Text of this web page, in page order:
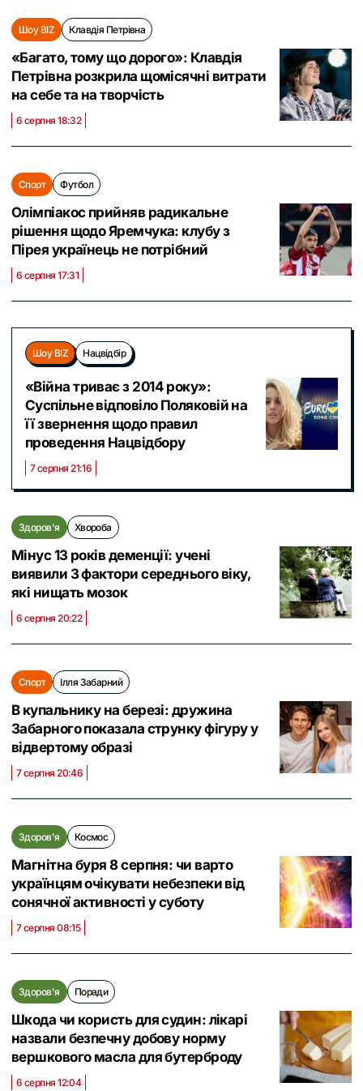
Шоу BIZ Клавдія Петрівна
«Багато, тому що дорого»: Клавдія
Петрівна розкрила щомісячні витрати
на себе та на творчість
6 серпня 18:32
Спорт Футбол
Олімпіакос прийняв радикальне
рішення щодо Яремчука: клубу з
Пірея українець не потрібний
6 серпня 17:31
Шоу BIZ Нацвідбір
«Війна триває з 2014 року»:
Суспільне відповіло Поляковій на
її звернення щодо правил
проведення Нацвідбору
7 серпня 21:16
Здоров'я Хвороба
Мінус 13 років деменції: учені
виявили 3 фактори середнього віку,
які нищать мозок
6 серпня 20:22
Спорт Ілля Забарний
В купальнику на березі: дружина
Забарного показала струнку фігуру у
відвертому образі
7 серпня 20:46
Здоров'я Космос
Магнітна буря 8 серпня: чи варто
українцям очікувати небезпеки від
сонячної активності у суботу
7 серпня 08:15
Здоров'я Поради
Шкода чи користь для судин: лікарі
назвали безпечну добову норму
вершкового масла для бутерброду
6 серпня 12:04